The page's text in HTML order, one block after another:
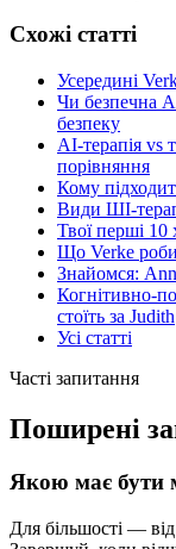
Схожі статті
Усередині
Чи безпечна
безпеку
AI-терапія vs
порівняння
Кому
Види ШІ-
Твої перші
Що Verke
Знайомся:
Когнітивно-
стоїть за Judith
Усі статті
Часті запитання
Поширені
Якою має бути
Для більшості —